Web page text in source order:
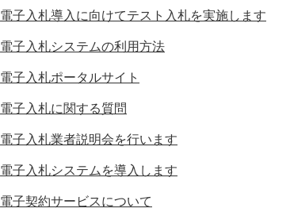
電子入札導入に向けてテスト入札を実施します
電子入札システムの利用方法
電子入札ポータルサイト
電子入札に関する質問
電子入札業者説明会を行います
電子入札システムを導入します
電子契約サービスについて